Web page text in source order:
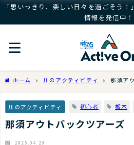
「思いっきり、楽しい日々を過ごそう
情報を発信中！
ホーム 川のアクティビティ 那須ア
川のアクティビティ 初心者 栃木
那須アウトバックツアーズ
2025.04.20